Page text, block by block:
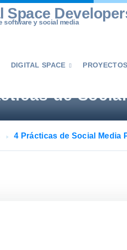
Space
software y social media
DIGITAL SPACE  PROYECTOS
de
4 Prácticas de Social Media